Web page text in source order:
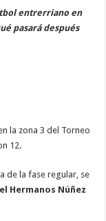
entrerriano en
pasará después
la zona 3 del Torneo
12.
de la fase regular, se
Hermanos Núñez